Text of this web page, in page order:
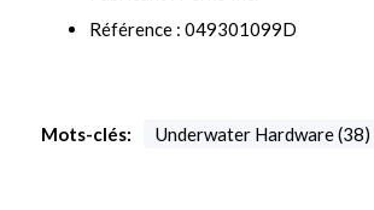
Référence : 049301099D
Mots-clés: Underwater Hardware (38)